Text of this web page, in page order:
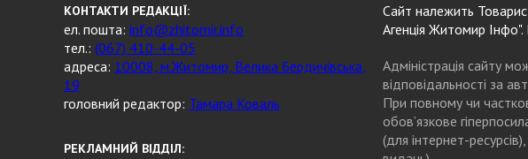
КОНТАКТИ РЕДАКЦІЇ:
ел. пошта: info@zhitomir.info
тел.: (067) 410-44-05
адреса: 10008, м.Житомир, Велика Бердичівська,
19
головний редактор: Тамара Коваль
РЕКЛАМНИЙ ВІДДІЛ:
Сайт належить
Агенція Житомир
Адміністрація сайту
відповідальності за
При повному чи
обов’язкове
(для інтернет-